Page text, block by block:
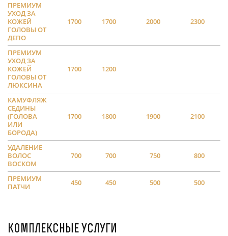
ПРЕМИУМ
УХОД ЗА
КОЖЕЙ
ГОЛОВЫ ОТ
ДЕПО
1700 1700 2000 2300
ПРЕМИУМ
УХОД ЗА
КОЖЕЙ
ГОЛОВЫ ОТ
ЛЮКСИНА
1700 1200
КАМУФЛЯЖ
СЕДИНЫ
(ГОЛОВА
ИЛИ
БОРОДА)
1700 1800 1900 2100
УДАЛЕНИЕ
ВОЛОС
ВОСКОМ
700 700 750 800
ПРЕМИУМ
ПАТЧИ
450 450 500 500
комплексные услуги